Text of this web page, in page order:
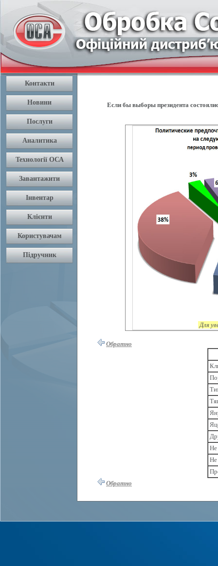
Если бы выборы президента
Для
Обратно
Не
Не
Обратно